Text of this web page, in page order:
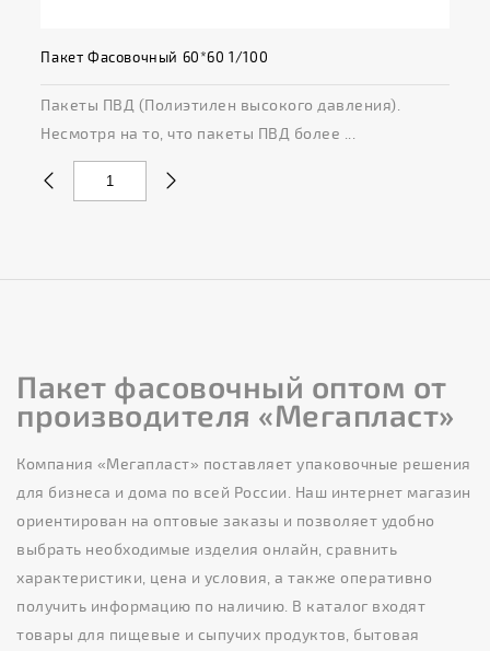
Пакет Фасовочный 60*60 1/100
Пакеты ПВД (Полиэтилен высокого давления).
Несмотря на то, что пакеты ПВД более ...
Пакет фасовочный оптом от
производителя «Мегапласт»
Компания «Мегапласт» поставляет упаковочные решения
для бизнеса и дома по всей России. Наш интернет магазин
ориентирован на оптовые заказы и позволяет удобно
выбрать необходимые изделия онлайн, сравнить
характеристики, цена и условия, а также оперативно
получить информацию по наличию. В каталог входят
товары для пищевые и сыпучих продуктов, бытовая